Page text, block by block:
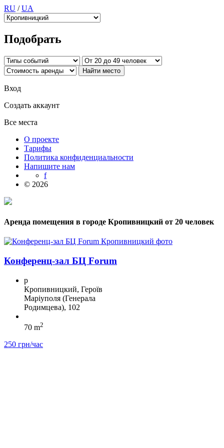
RU /UA
Подобрать
Вход
Создать аккаунт
Все места
О проекте
Тарифы
Политика конфиденциальности
Напишите нам
f
© 2026
Аренда помещения в городе Кропивницкий от 20 человек
Конференц-зал БЦ Forum
p
Кропивницкий, Героїв
Маріуполя (Генерала
Родимцева), 102
70 m2
250 грн/час